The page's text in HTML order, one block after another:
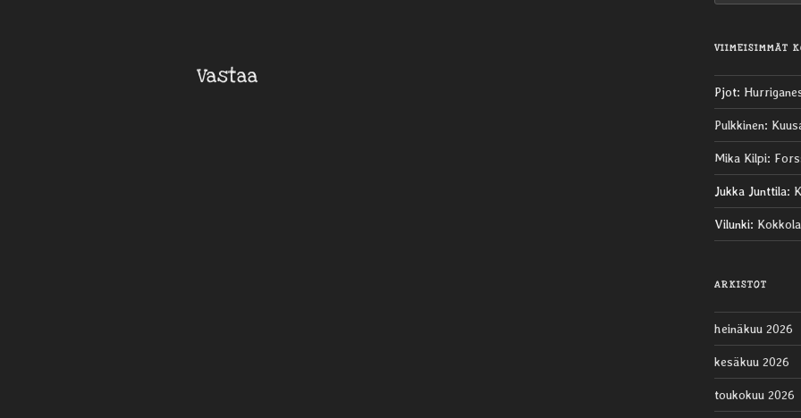
Vastaa
VIIMEISIMMÄT
Pjot:
Pulkkinen:
Mika Kilpi:
Jukka Junttila:
Vilunki:
ARKISTOT
heinäkuu 2026
kesäkuu 2026
toukokuu 2026